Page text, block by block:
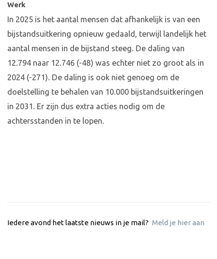
Werk
In 2025 is het aantal mensen dat afhankelijk is van een
bijstandsuitkering opnieuw gedaald, terwijl landelijk het
aantal mensen in de bijstand steeg. De daling van
12.794 naar 12.746 (-48) was echter niet zo groot als in
2024 (-271). De daling is ook niet genoeg om de
doelstelling te behalen van 10.000 bijstandsuitkeringen
in 2031. Er zijn dus extra acties nodig om de
achtersstanden in te lopen.
Iedere avond het laatste nieuws in je mail? Meld je hier aan